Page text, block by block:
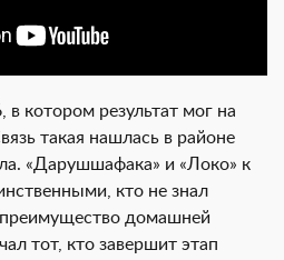
в котором результат мог на
такая нашлась в районе
«Дарушшафака» и «Локо» к
кто не знал
домашней
тот, кто завершит этап